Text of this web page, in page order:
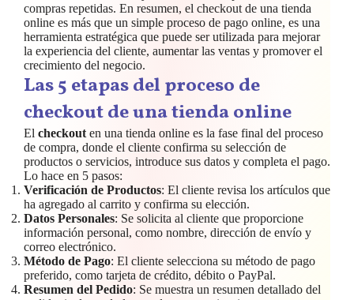
compras repetidas. En resumen, el checkout de una tienda
online es más que un simple proceso de pago online, es una
herramienta estratégica que puede ser utilizada para mejorar
la experiencia del cliente, aumentar las ventas y promover el
crecimiento del negocio.
Las 5 etapas del proceso de
checkout de una tienda online
El checkout en una tienda online es la fase final del proceso
de compra, donde el cliente confirma su selección de
productos o servicios, introduce sus datos y completa el pago.
Lo hace en 5 pasos:
Verificación de Productos: El cliente revisa los artículos que
ha agregado al carrito y confirma su elección.
Datos Personales: Se solicita al cliente que proporcione
información personal, como nombre, dirección de envío y
correo electrónico.
Método de Pago: El cliente selecciona su método de pago
preferido, como tarjeta de crédito, débito o PayPal.
Resumen del Pedido: Se muestra un resumen detallado del